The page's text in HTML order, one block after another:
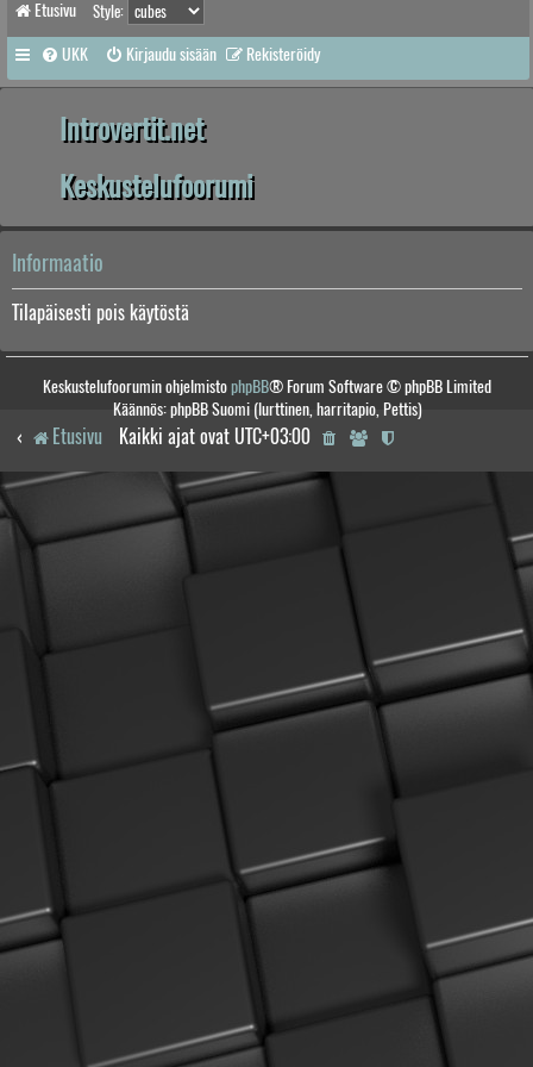
Etusivu Style:
UKK Kirjaudu sisään Rekisteröidy
Introvertit.net
Keskustelufoorumi
Informaatio
Tilapäisesti pois käytöstä
Keskustelufoorumin ohjelmistophpBB® Forum Software © phpBB Limited
Käännös: phpBB Suomi (lurttinen, harritapio, Pettis)
Etusivu Kaikki ajat ovat UTC+03:00